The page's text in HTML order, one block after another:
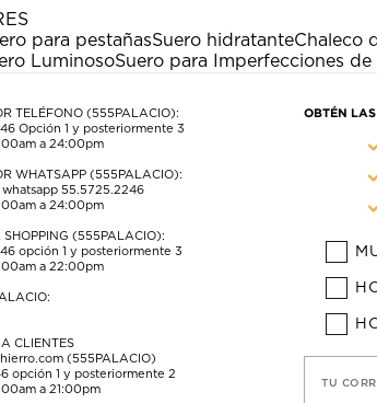
estrellas.
Esta
acción
abrirá
formulario
de
acción
abrirá
formulario
de
envío.
para pestañasSuero hidratanteChaleco
LuminosoSuero para Imperfecciones de
TELÉFONO (555PALACIO):
Opción 1 y posteriormente 3
a 24:00pm
WHATSAPP (555PALACIO):
55.5725.2246
a 24:00pm
SHOPPING (555PALACIO):
opción 1 y posteriormente 3
a 22:00pm
CLIENTES
(555PALACIO)
opción 1 y posteriormente 2
a 21:00pm
OBTÉN
TU